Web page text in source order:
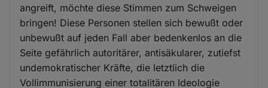
angreift, möchte diese Stimmen zum Schweigen
bringen! Diese Personen stellen sich bewußt oder
unbewußt auf jeden Fall aber bedenkenlos an die
Seite gefährlich autoritärer, antisäkularer, zutiefst
undemokratischer Kräfte, die letztlich die
Vollimmunisierung einer totalitären Ideologie